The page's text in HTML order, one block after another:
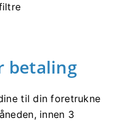
betaling
til din foretrukne
innen 3